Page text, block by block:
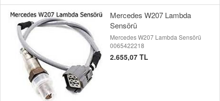
Mercedes W207 Lambda
Sensörü
Mercedes W207 Lambda Sensörü
0065422218
2.655,07 TL